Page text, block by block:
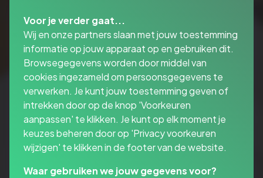
Voor je verder gaat...
Wij en onze partners slaan met jouw toestemming
informatie op jouw apparaat op en gebruiken dit.
Browsegegevens worden door middel van
cookies ingezameld om persoonsgegevens te
verwerken. Je kunt jouw toestemming geven of
intrekken door op de knop 'Voorkeuren
aanpassen' te klikken. Je kunt op elk moment je
keuzes beheren door op 'Privacy voorkeuren
wijzigen' te klikken in de footer van de website.
Waar gebruiken we jouw gegevens voor?